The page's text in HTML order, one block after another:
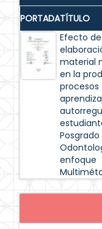
PORTADATÍTULO
Efecto
material
en la
procesos
Posgrado
enfoque